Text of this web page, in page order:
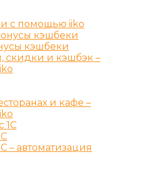
с помощью iiko
кэшбеки
скидки и кэшбэк –
и кафе –
– автоматизация